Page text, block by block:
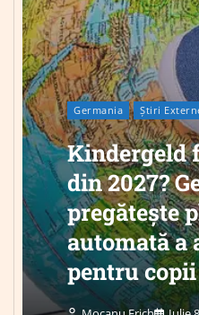
Germania Știri
Kindergeld
din 2027?
pregătește
automată a
pentru copii